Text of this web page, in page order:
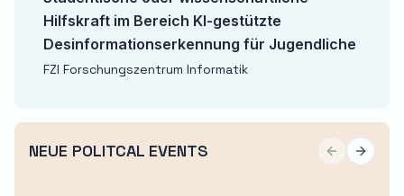
Hilfskraft im Bereich KI-gestützte
Desinformationserkennung für Jugendliche
FZI Forschungszentrum Informatik
NEUE POLITCAL EVENTS Previous
Next